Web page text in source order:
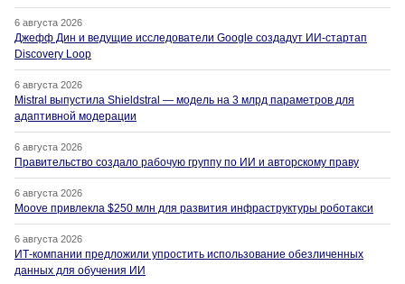
6 августа 2026
Джефф Дин и ведущие исследователи Google создадут ИИ-стартап
Discovery Loop
6 августа 2026
Mistral выпустила Shieldstral — модель на 3 млрд параметров для
адаптивной модерации
6 августа 2026
Правительство создало рабочую группу по ИИ и авторскому праву
6 августа 2026
Moove привлекла $250 млн для развития инфраструктуры роботакси
6 августа 2026
ИТ-компании предложили упростить использование обезличенных
данных для обучения ИИ